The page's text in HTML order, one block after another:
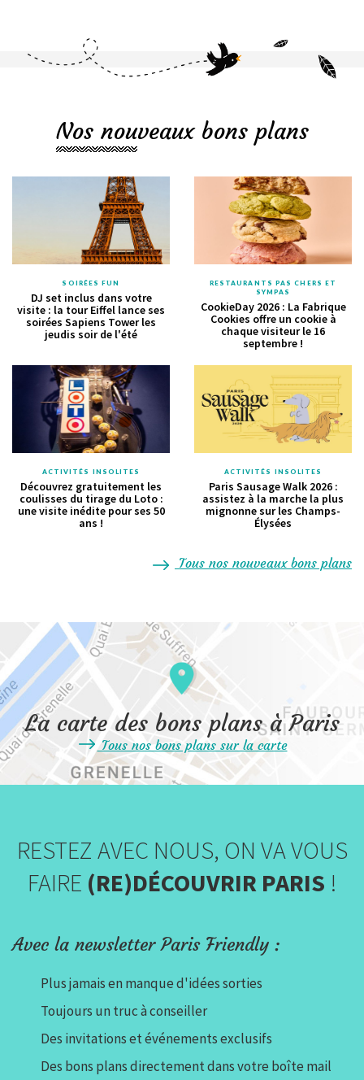
Nos nouveaux bons plans
SOIRÉES FUN
DJ set inclus dans votre
visite : la tour Eiffel lance ses
soirées Sapiens Tower les
jeudis soir de l'été
RESTAURANTS PAS CHERS ET
SYMPAS
CookieDay 2026 : La Fabrique
Cookies offre un cookie à
chaque visiteur le 16
septembre !
ACTIVITÉS INSOLITES
Découvrez gratuitement les
coulisses du tirage du Loto :
une visite inédite pour ses 50
ans !
ACTIVITÉS INSOLITES
Paris Sausage Walk 2026 :
assistez à la marche la plus
mignonne sur les Champs-
Élysées
Tous nos nouveaux bons plans
La carte des bons plans à Paris
Tous nos bons plans sur la carte
RESTEZ AVEC NOUS, ON VA VOUS
FAIRE (RE)DÉCOUVRIR PARIS !
Avec la newsletter Paris Friendly :
Plus jamais en manque d'idées sorties
Toujours un truc à conseiller
Des invitations et événements exclusifs
Des bons plans directement dans votre boîte mail